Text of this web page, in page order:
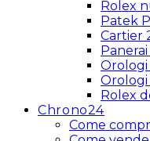
Rolex
Patek
Cartier
Orologi
Orologi
Rolex
Chrono24
Come